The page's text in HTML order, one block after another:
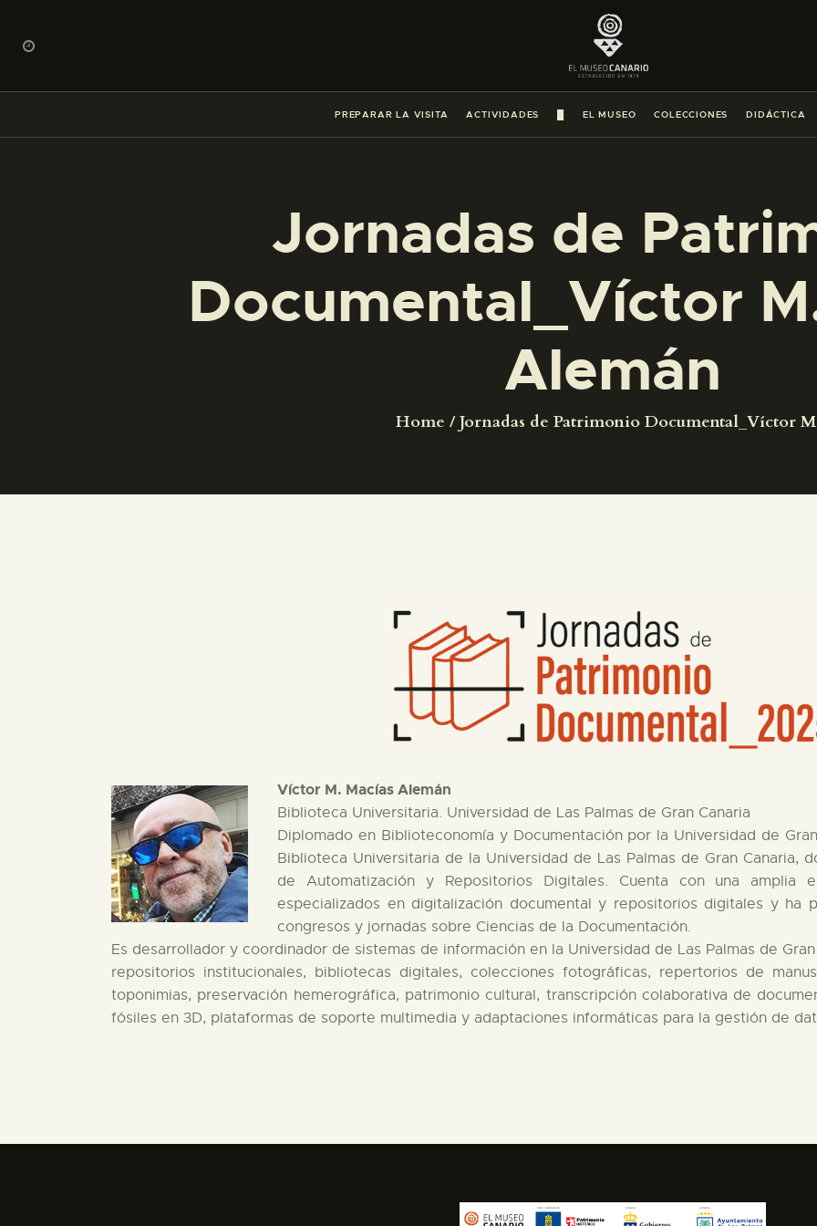
PREPARAR LA VISITA ACTIVIDADES EL MUSEO COLECCIONES DIDÁCTICA
Jornadas de
Documental_Víctor
Alemán
Home Jornadas de Patrimonio Documental_Víctor
PREPARAR LA VISITA
ACTIVIDADES
█
COLECCIONES
DIDÁCTICA
ESPAÑOL
PREPARAR LA VISITA
ACTIVIDADES
EL MUSEO
COLECCIONES
DIDÁCTICA
Víctor M. Macías Alemán
Biblioteca Universitaria. Universidad de Las Palmas de Gran Canaria
Diplomado en Biblioteconomía y Documentación por la Universidad de
Biblioteca Universitaria de la Universidad de Las Palmas de Gran
de Automatización y Repositorios Digitales. Cuenta con una amplia
especializados en digitalización documental y repositorios digitales y ha
congresos y jornadas sobre Ciencias de la Documentación.
Es desarrollador y coordinador de sistemas de información en la Universidad de Las Palmas de
repositorios institucionales, bibliotecas digitales, colecciones fotográficas, repertorios de
toponimias, preservación hemerográfica, patrimonio cultural, transcripción colaborativa de
fósiles en 3D, plataformas de soporte multimedia y adaptaciones informáticas para la gestión de